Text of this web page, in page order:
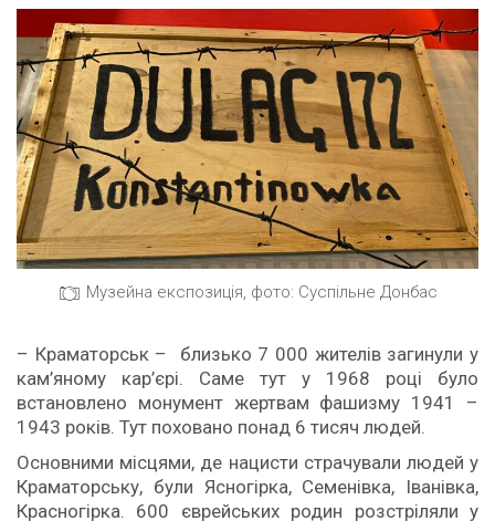
Музейна експозиція, фото: Суспільне Донбас
– Краматорськ – близько 7 000 жителів загинули у
кам’яному кар’єрі. Саме тут у 1968 році було
встановлено монумент жертвам фашизму 1941 –
1943 років. Тут поховано понад 6 тисяч людей.
Основними місцями, де нацисти страчували людей у
Краматорську, були Ясногірка, Семенівка, Іванівка,
Красногірка. 600 єврейських родин розстріляли у